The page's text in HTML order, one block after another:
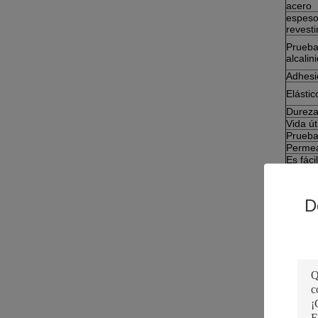
acero
Dureza
Vida
Es
El
2.
3.